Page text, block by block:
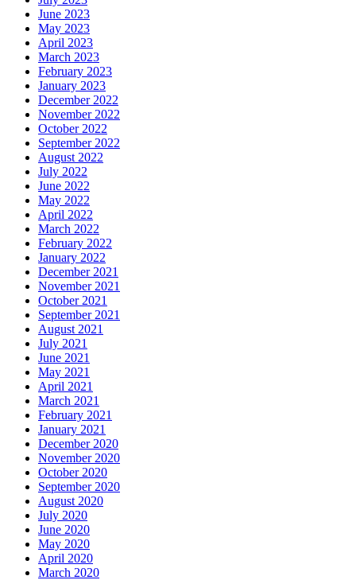
June 2023
May 2023
April 2023
March 2023
February 2023
January 2023
December 2022
November 2022
October 2022
September 2022
August 2022
July 2022
June 2022
May 2022
April 2022
March 2022
February 2022
January 2022
December 2021
November 2021
October 2021
September 2021
August 2021
July 2021
June 2021
May 2021
April 2021
March 2021
February 2021
January 2021
December 2020
November 2020
October 2020
September 2020
August 2020
July 2020
June 2020
May 2020
April 2020
March 2020